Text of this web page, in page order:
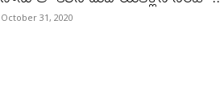
October 31, 2020